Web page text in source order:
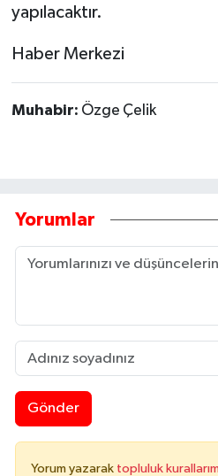
yapılacaktır.
Haber Merkezi
Muhabir: Özge Çelik
Yorumlar
Gönder
Yorum yazarak topluluk